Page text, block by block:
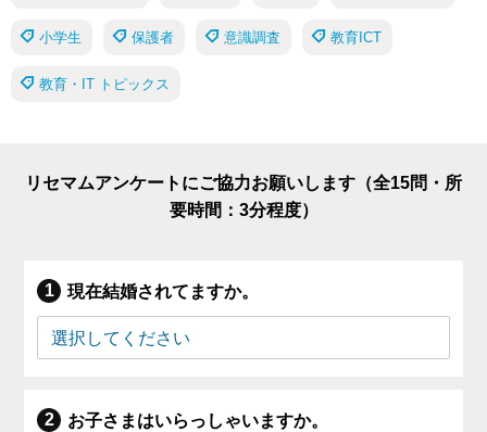
小学生 保護者 意識調査 教育ICT
教育・IT トピックス
リセマムアンケートにご協力お願いします（全15問・所
要時間：3分程度）
現在結婚されてますか。
お子さまはいらっしゃいますか。